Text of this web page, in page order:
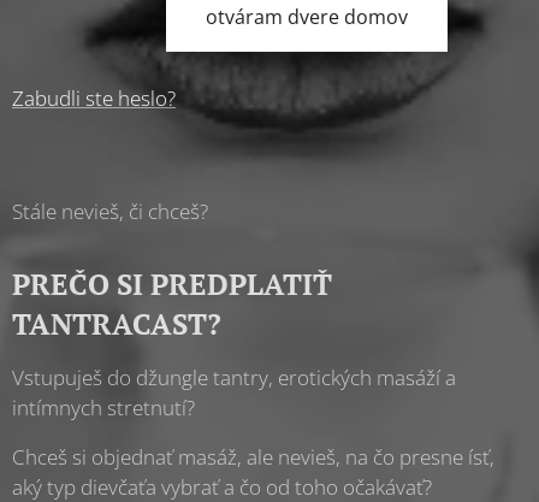
otváram dvere domov
Zabudli ste heslo?
Stále nevieš, či chceš?
PREČO SI PREDPLATIŤ
TANTRACAST?
Vstupuješ do džungle tantry, erotických masáží a
intímnych stretnutí?
Chceš si objednať masáž, ale nevieš, na čo presne ísť,
aký typ dievčaťa vybrať a čo od toho očakávať?